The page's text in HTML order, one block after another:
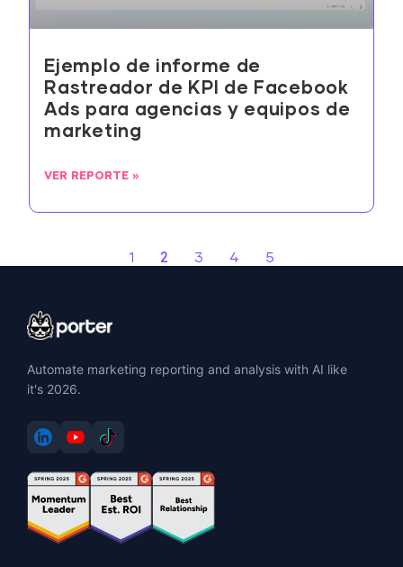
Ejemplo de informe de
Rastreador de KPI de Facebook
Ads para agencias y equipos de
marketing
VER REPORTE »
1 2 3 4 5
Automate marketing reporting and analysis with AI like
it's 2026.